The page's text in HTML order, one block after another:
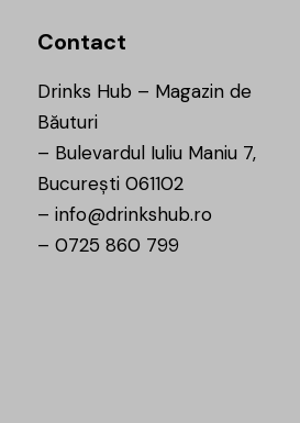
Contact
Drinks Hub – Magazin de
Băuturi
– Bulevardul Iuliu Maniu 7,
București 061102
– info@drinkshub.ro
– 0725 860 799